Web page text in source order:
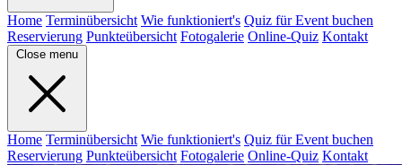
Home Terminübersicht Wie funktioniert's Quiz für Event buchen
Reservierung Punkteübersicht Fotogalerie Online-Quiz Kontakt
Close menu
Home Terminübersicht Wie funktioniert's Quiz für Event buchen
Reservierung Punkteübersicht Fotogalerie Online-Quiz Kontakt